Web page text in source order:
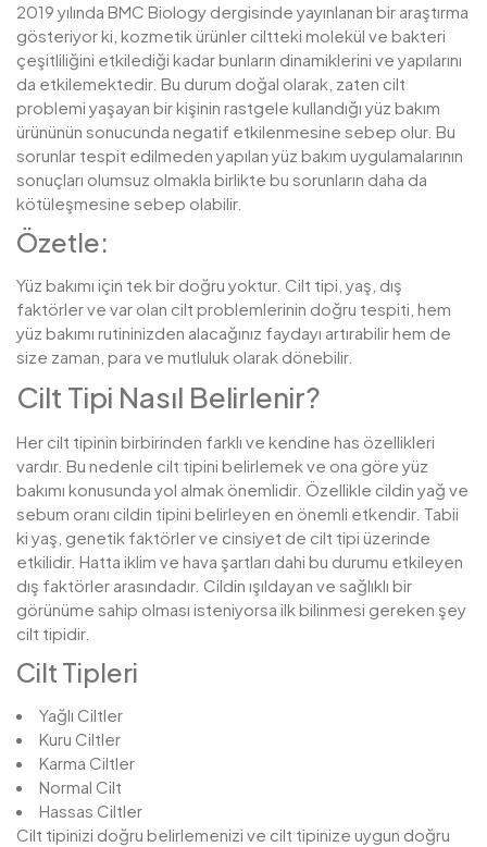
2019 yılında BMC Biology dergisinde yayınlanan bir araştırma
gösteriyor ki, kozmetik ürünler ciltteki molekül ve bakteri
çeşitliliğini etkilediği kadar bunların dinamiklerini ve yapılarını
da etkilemektedir. Bu durum doğal olarak, zaten cilt
problemi yaşayan bir kişinin rastgele kullandığı yüz bakım
ürününün sonucunda negatif etkilenmesine sebep olur. Bu
sorunlar tespit edilmeden yapılan yüz bakım uygulamalarının
sonuçları olumsuz olmakla birlikte bu sorunların daha da
kötüleşmesine sebep olabilir.
Özetle:
Yüz bakımı için tek bir doğru yoktur. Cilt tipi, yaş, dış
faktörler ve var olan cilt problemlerinin doğru tespiti, hem
yüz bakımı rutininizden alacağınız faydayı artırabilir hem de
size zaman, para ve mutluluk olarak dönebilir.
Cilt Tipi Nasıl Belirlenir?
Her cilt tipinin birbirinden farklı ve kendine has özellikleri
vardır. Bu nedenle cilt tipini belirlemek ve ona göre yüz
bakımı konusunda yol almak önemlidir. Özellikle cildin yağ ve
sebum oranı cildin tipini belirleyen en önemli etkendir. Tabii
ki yaş, genetik faktörler ve cinsiyet de cilt tipi üzerinde
etkilidir. Hatta iklim ve hava şartları dahi bu durumu etkileyen
dış faktörler arasındadır. Cildin ışıldayan ve sağlıklı bir
görünüme sahip olması isteniyorsa ilk bilinmesi gereken şey
cilt tipidir.
Cilt Tipleri
Yağlı Ciltler
Kuru Ciltler
Karma Ciltler
Normal Cilt
Hassas Ciltler
Cilt tipinizi doğru belirlemenizi ve cilt tipinize uygun doğru